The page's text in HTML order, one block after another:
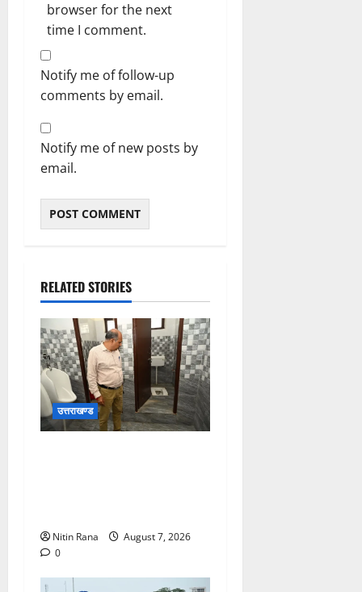
browser for the next
time I comment.
Notify me of follow-up
comments by email.
Notify me of new posts by
email.
RELATED STORIES
उत्तराखण्ड
Nitin Rana
August 7, 2026
0